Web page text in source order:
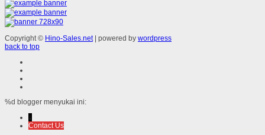
Copyright © Hino-Sales.net| powered by wordpress
back to top
%d blogger menyukai ini:
↓
Contact Us